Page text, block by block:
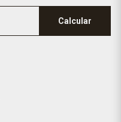
Calcular